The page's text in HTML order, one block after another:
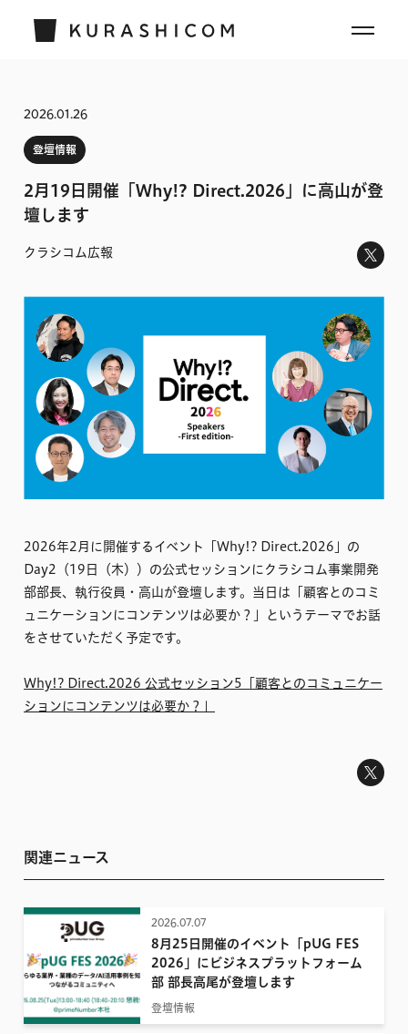
2026.01.26
登壇情報
2月19日開催「Why!? Direct.2026」に高山が登
壇します
クラシコム広報
2026年2月に開催するイベント「Why!? Direct.2026」の
Day2（19日（木））の公式セッションにクラシコム事業開発
部部長、執行役員・高山が登壇します。当日は「顧客とのコミ
ュニケーションにコンテンツは必要か？」というテーマでお話
をさせていただく予定です。
Why!? Direct.2026 公式セッション5「顧客とのコミュニケー
ションにコンテンツは必要か？」
関連ニュース
2026.07.07
8月25日開催のイベント「pUG FES
2026」にビジネスプラットフォーム
部 部長高尾が登壇します
登壇情報